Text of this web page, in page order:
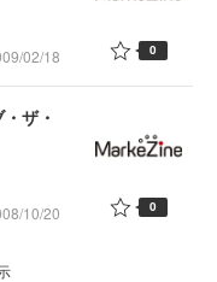
02/18 0
ザ・
10/20 0